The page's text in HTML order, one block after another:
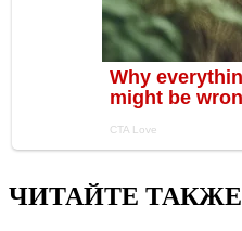
ЧИТАЙТЕ ТАКЖЕ